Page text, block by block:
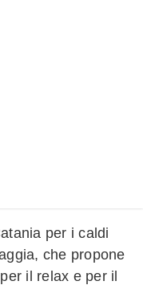
per i caldi
che propone
il relax e per il